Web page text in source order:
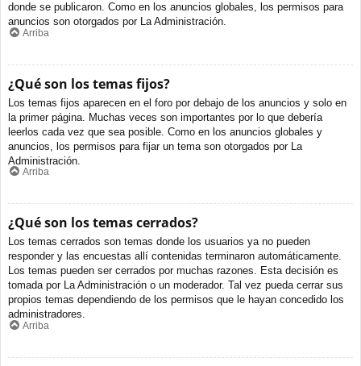
donde se publicaron. Como en los anuncios globales, los permisos para
anuncios son otorgados por La Administración.
Arriba
¿Qué son los temas fijos?
Los temas fijos aparecen en el foro por debajo de los anuncios y solo en
la primer página. Muchas veces son importantes por lo que debería
leerlos cada vez que sea posible. Como en los anuncios globales y
anuncios, los permisos para fijar un tema son otorgados por La
Administración.
Arriba
¿Qué son los temas cerrados?
Los temas cerrados son temas donde los usuarios ya no pueden
responder y las encuestas allí contenidas terminaron automáticamente.
Los temas pueden ser cerrados por muchas razones. Esta decisión es
tomada por La Administración o un moderador. Tal vez pueda cerrar sus
propios temas dependiendo de los permisos que le hayan concedido los
administradores.
Arriba